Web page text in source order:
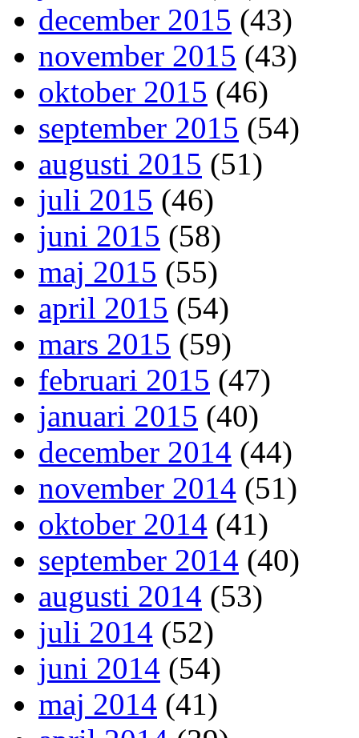
december 2015 (43)
november 2015 (43)
oktober 2015 (46)
september 2015 (54)
augusti 2015 (51)
juli 2015 (46)
juni 2015 (58)
maj 2015 (55)
april 2015 (54)
mars 2015 (59)
februari 2015 (47)
januari 2015 (40)
december 2014 (44)
november 2014 (51)
oktober 2014 (41)
september 2014 (40)
augusti 2014 (53)
juli 2014 (52)
juni 2014 (54)
maj 2014 (41)